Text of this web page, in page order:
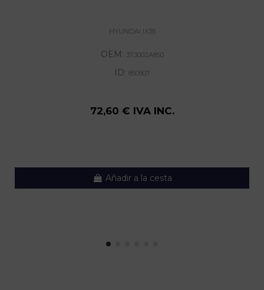
HYUNDAI IX35
OEM: 373002A850
ID: 850907
72,60 € IVA INC.
Añadir a la cesta